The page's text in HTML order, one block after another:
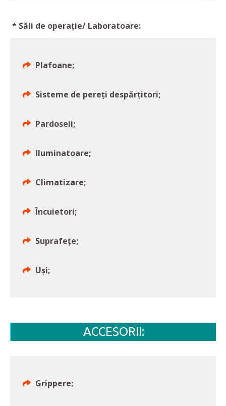
* Săli de operație/ Laboratoare:
Plafoane;
Sisteme de pereți despărțitori;
Pardoseli;
Iluminatoare;
Climatizare;
Încuietori;
Suprafețe;
Uși;
ACCESORII:
Grippere;